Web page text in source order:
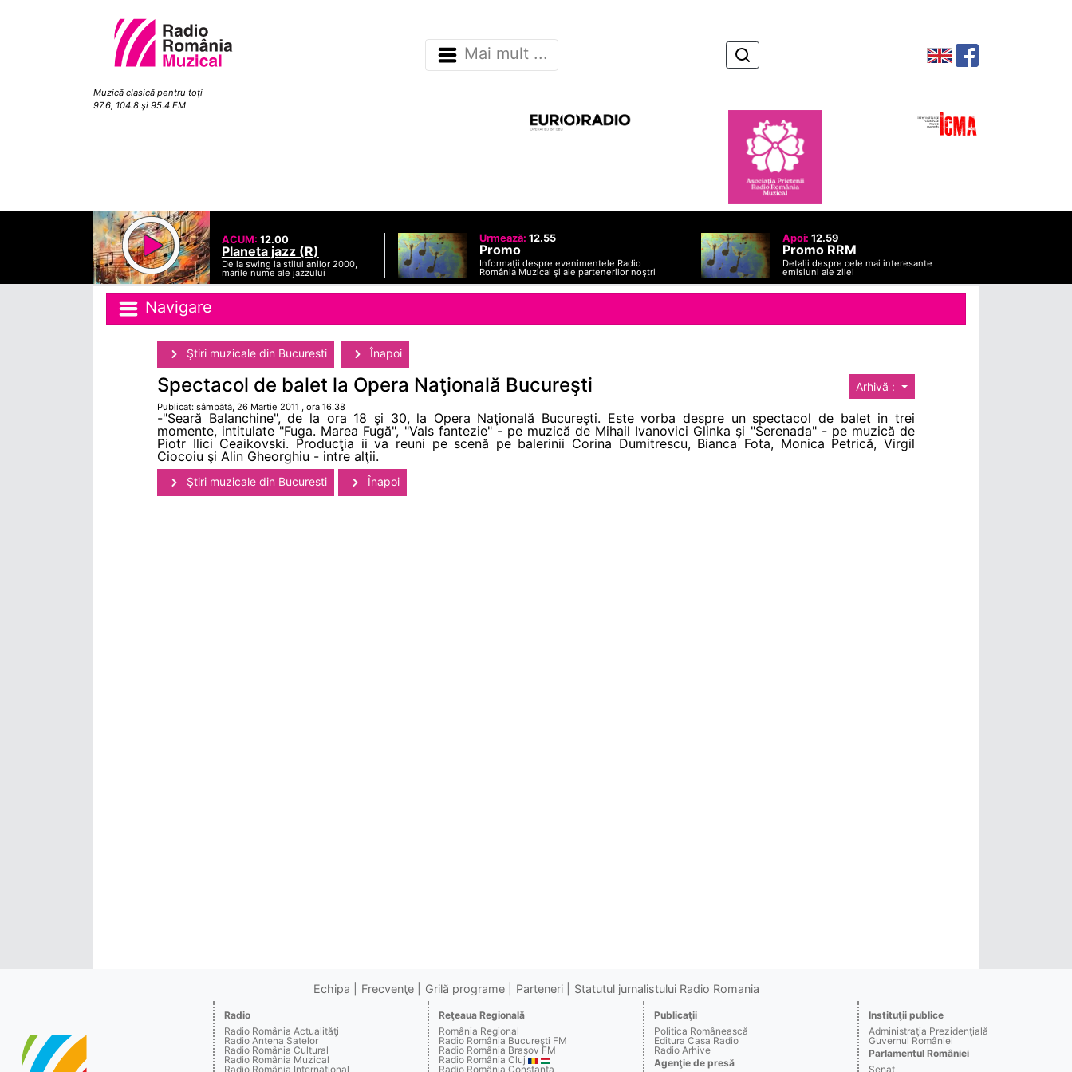
Muzică clasică pentru toţi
97.6, 104.8 şi 95.4 FM
Mai mult ...
ACUM: 12.00
Planeta jazz (R)
De la swing la stilul anilor 2000,
marile nume ale jazzului
Urmează: 12.55
Promo
Informaţii despre evenimentele Radio
România Muzical şi ale partenerilor noştri
Apoi: 12.59
Promo RRM
Detalii despre cele mai interesante
emisiuni ale zilei
Navigare
Ştiri muzicale din Bucuresti Înapoi
Arhivă :
Spectacol de balet la Opera Naţională Bucureşti
Publicat: sâmbătă, 26 Martie 2011 , ora 16.38
-"Seară Balanchine", de la ora 18 şi 30, la Opera Naţională Bucureşti. Este vorba despre un spectacol de balet in trei
momente, intitulate "Fuga. Marea Fugă", "Vals fantezie" - pe muzică de Mihail Ivanovici Glinka şi "Serenada" - pe muzică de
Piotr Ilici Ceaikovski. Producţia ii va reuni pe scenă pe balerinii Corina Dumitrescu, Bianca Fota, Monica Petrică, Virgil
Ciocoiu şi Alin Gheorghiu - intre alţii.
Ştiri muzicale din Bucuresti Înapoi
Echipa Frecvenţe Grilă programe Parteneri Statutul jurnalistului Radio Romania
Radio
Radio România Actualităţi
Radio Antena Satelor
Radio România Cultural
Radio România Muzical
Radio România Internaţional
Reţeaua Regională
România Regional
Radio România Bucureşti FM
Radio România Braşov FM
Radio România Cluj
Radio România Constanţa
Publicaţii
Politica Românească
Editura Casa Radio
Radio Arhive
Agenţie de presă
Instituţii publice
Administraţia Prezidenţială
Guvernul României
Parlamentul României
Senat